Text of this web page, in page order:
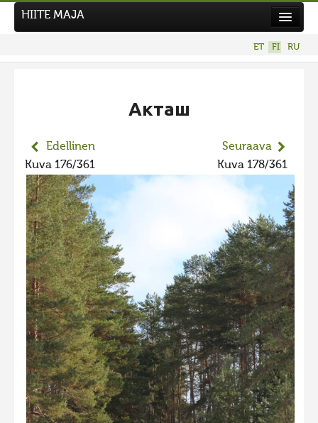
Hiite kuvavõistlus 2026
Hiisien kuvakilpailu 2025
2025 kuvakilpailu lisä
Liikuvad kuvad 2025
Hiisien kuvakilpailu 2024
2024 kuvakilpailu lisä
Liikkuvat kuvat 2024
Hiisien kuvakilpailu 2023
2023 kuvakilpailu lisä
Liikkuvat kuvat 2023
Hiite kuvavõistlus 2022
Hiite kuvavõistlus 2022 lisa
HIITE MAJA
ET FI RU
Акташ
Edellinen
Kuva 176/361
Seuraava
Kuva 178/361